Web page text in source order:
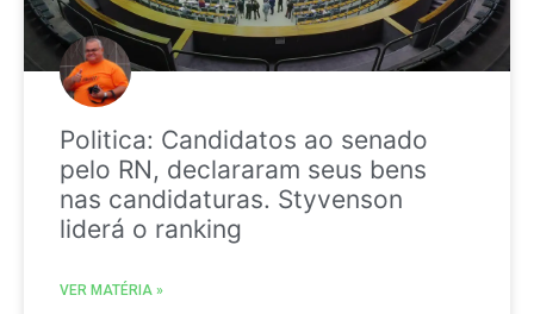
Politica: Candidatos ao senado
pelo RN, declararam seus bens
nas candidaturas. Styvenson
liderá o ranking
VER MATÉRIA »